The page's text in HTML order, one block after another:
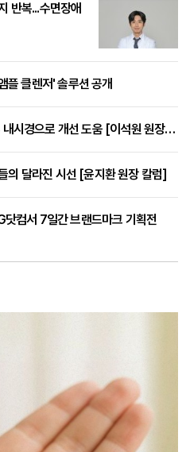
반복...수면장애
플 클렌저' 솔루션 공개
척추관협착증 치료, 양방향 척추 내시경으로 개선 도움 [이석원 원장 칼럼]
의 달라진 시선 [윤지환 원장 칼럼]
컴서 7일간 브랜드마크 기획전